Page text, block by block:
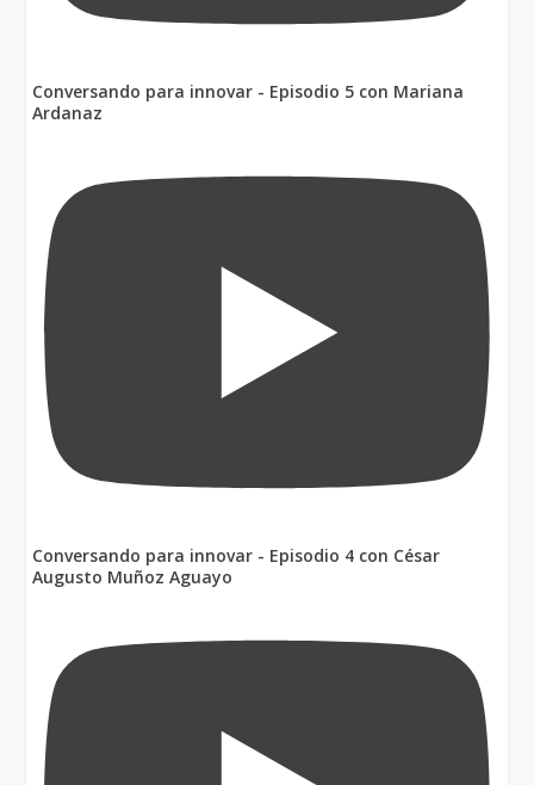
Conversando para innovar - Episodio 5 con Mariana
Ardanaz
Conversando para innovar - Episodio 4 con César
Augusto Muñoz Aguayo